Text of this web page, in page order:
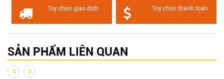
Tùy chọn giao dịch Tùy chọn thanh toán
SẢN PHẨM LIÊN QUAN